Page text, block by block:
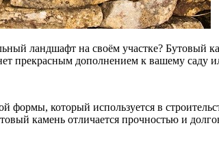
ландшафт на своём участке?
прекрасным дополнением к вашему саду
который используется в
камень отличается прочностью и